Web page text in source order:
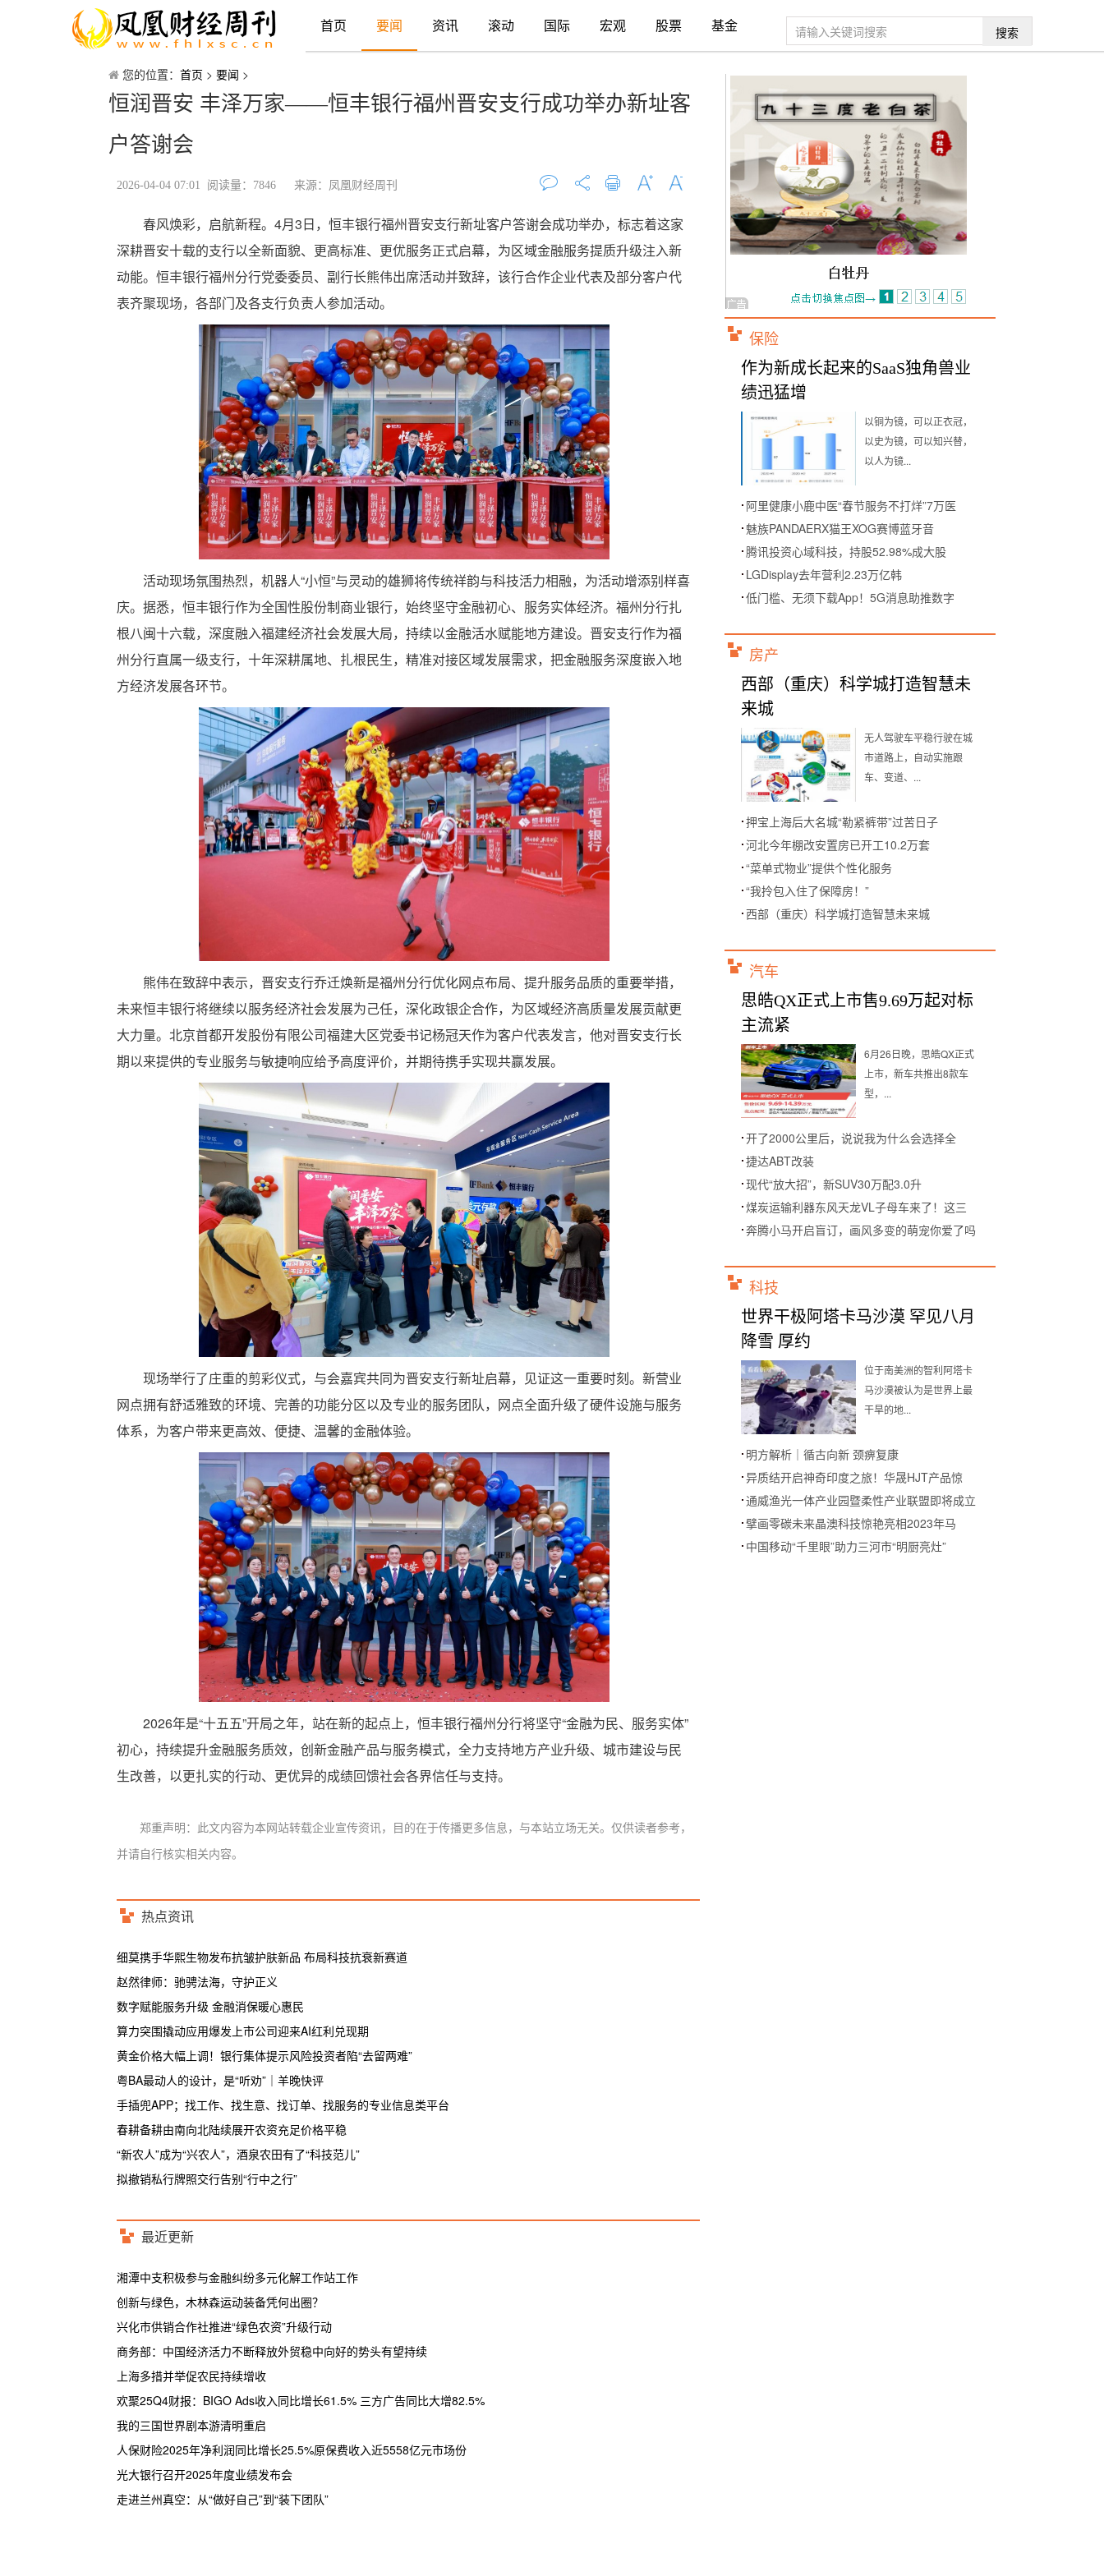
首页 要闻 资讯 滚动 国际 宏观 股票 基金 搜索
您的位置： 首页 > 要闻 >
恒润晋安 丰泽万家——恒丰银行福州晋安支行成功举办新址客
户答谢会
2026-04-04 07:01 阅读量：7846 来源：凤凰财经周刊
评论 打印 字大 字小
春风焕彩，启航新程。4月3日，恒丰银行福州晋安支行新址客户答谢会成功举办，标志着这家
深耕晋安十载的支行以全新面貌、更高标准、更优服务正式启幕，为区域金融服务提质升级注入新
动能。恒丰银行福州分行党委委员、副行长熊伟出席活动并致辞，该行合作企业代表及部分客户代
表齐聚现场，各部门及各支行负责人参加活动。
活动现场氛围热烈，机器人“小恒”与灵动的雄狮将传统祥韵与科技活力相融，为活动增添别样喜
庆。据悉，恒丰银行作为全国性股份制商业银行，始终坚守金融初心、服务实体经济。福州分行扎
根八闽十六载，深度融入福建经济社会发展大局，持续以金融活水赋能地方建设。晋安支行作为福
州分行直属一级支行，十年深耕属地、扎根民生，精准对接区域发展需求，把金融服务深度嵌入地
方经济发展各环节。
熊伟在致辞中表示，晋安支行乔迁焕新是福州分行优化网点布局、提升服务品质的重要举措，
未来恒丰银行将继续以服务经济社会发展为己任，深化政银企合作，为区域经济高质量发展贡献更
大力量。北京首都开发股份有限公司福建大区党委书记杨冠天作为客户代表发言，他对晋安支行长
期以来提供的专业服务与敏捷响应给予高度评价，并期待携手实现共赢发展。
现场举行了庄重的剪彩仪式，与会嘉宾共同为晋安支行新址启幕，见证这一重要时刻。新营业
网点拥有舒适雅致的环境、完善的功能分区以及专业的服务团队，网点全面升级了硬件设施与服务
体系，为客户带来更高效、便捷、温馨的金融体验。
2026年是“十五五”开局之年，站在新的起点上，恒丰银行福州分行将坚守“金融为民、服务实体”
初心，持续提升金融服务质效，创新金融产品与服务模式，全力支持地方产业升级、城市建设与民
生改善，以更扎实的行动、更优异的成绩回馈社会各界信任与支持。
郑重声明：此文内容为本网站转载企业宣传资讯，目的在于传播更多信息，与本站立场无关。仅供读者参考，
并请自行核实相关内容。
热点资讯
细莫携手华熙生物发布抗皱护肤新品 布局科技抗衰新赛道
赵然律师：驰骋法海，守护正义
数字赋能服务升级 金融消保暖心惠民
算力突围撬动应用爆发上市公司迎来AI红利兑现期
黄金价格大幅上调！银行集体提示风险投资者陷“去留两难”
粤BA最动人的设计，是“听劝”｜羊晚快评
手插兜APP；找工作、找生意、找订单、找服务的专业信息类平台
春耕备耕由南向北陆续展开农资充足价格平稳
“新农人”成为“兴农人”，酒泉农田有了“科技范儿”
拟撤销私行牌照交行告别“行中之行”
最近更新
湘潭中支积极参与金融纠纷多元化解工作站工作
创新与绿色，木林森运动装备凭何出圈？
兴化市供销合作社推进“绿色农资”升级行动
商务部：中国经济活力不断释放外贸稳中向好的势头有望持续
上海多措并举促农民持续增收
欢聚25Q4财报：BIGO Ads收入同比增长61.5% 三方广告同比大增82.5%
我的三国世界剧本游清明重启
人保财险2025年净利润同比增长25.5%原保费收入近5558亿元市场份
光大银行召开2025年度业绩发布会
走进兰州真空：从“做好自己”到“装下团队”
保险
作为新成长起来的SaaS独角兽业
绩迅猛增
以铜为镜，可以正衣冠，
以史为镜，可以知兴替，
以人为镜...
阿里健康小鹿中医“春节服务不打烊”7万医
魅族PANDAERX猫王XOG赛博蓝牙音
腾讯投资心域科技，持股52.98%成大股
LGDisplay去年营利2.23万亿韩
低门槛、无须下载App！5G消息助推数字
房产
西部（重庆）科学城打造智慧未
来城
无人驾驶车平稳行驶在城
市道路上，自动实施跟
车、变道、...
押宝上海后大名城“勒紧裤带”过苦日子
河北今年棚改安置房已开工10.2万套
“菜单式物业”提供个性化服务
“我拎包入住了保障房！”
西部（重庆）科学城打造智慧未来城
汽车
思皓QX正式上市售9.69万起对标
主流紧
6月26日晚，思皓QX正式
上市，新车共推出8款车
型，...
开了2000公里后，说说我为什么会选择全
捷达ABT改装
现代“放大招”，新SUV30万配3.0升
煤炭运输利器东风天龙VL子母车来了！这三
奔腾小马开启盲订，画风多变的萌宠你爱了吗
科技
世界干极阿塔卡马沙漠 罕见八月
降雪 厚约
位于南美洲的智利阿塔卡
马沙漠被认为是世界上最
干旱的地...
明方解析｜循古向新 颈痹复康
异质结开启神奇印度之旅！华晟HJT产品惊
通威渔光一体产业园暨柔性产业联盟即将成立
擘画零碳未来晶澳科技惊艳亮相2023年马
中国移动“千里眼”助力三河市“明厨亮灶”